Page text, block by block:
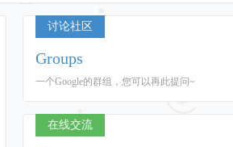
讨论社区
Groups
一个Google的群组，您可以再此提问~
在线交流